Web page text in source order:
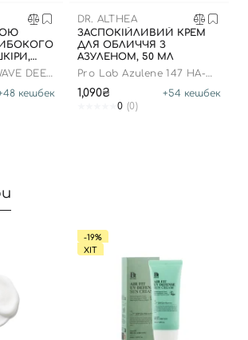
DEEP
48 кешбек
DR. ALTHEA
ЗАСПОКІЙЛИВИЙ КРЕМ
ДЛЯ ОБЛИЧЧЯ З
АЗУЛЕНОМ, 50 МЛ
Pro Lab Azulene 147 HA-
1,090₴ +54 кешбек
0 (0)
-19%
ХІТ
для авторизації/реєстрації ви
Угоди користувача